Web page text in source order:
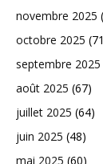
novembre 2025
octobre 2025
septembre 2025
août 2025 (67)
juillet 2025 (64)
juin 2025 (48)
mai 2025 (60)